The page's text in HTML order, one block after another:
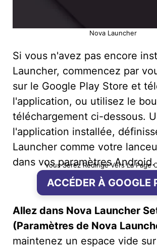
Nova Launcher
Si vous n'avez pas encore
Launcher, commencez par
sur le Google Play Store et
l'application, ou utilisez le
téléchargement ci-dessous.
l'application installée,
Launcher comme votre
dans vos paramètres Android.
Vous Serez Redirigé Vers La Page
ACCÉDER À GOOGLE
Allez dans Nova Launcher
(Paramètres de Nova
maintenez un espace vide